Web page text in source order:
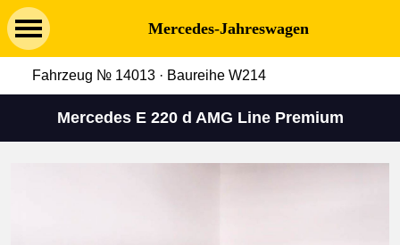
Mercedes-Jahreswagen
Fahrzeug № 14013 · Baureihe W214
Mercedes E 220 d AMG Line Premium